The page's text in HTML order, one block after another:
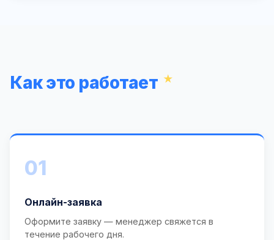
Как это работает
01
Онлайн-заявка
Оформите заявку — менеджер свяжется в
течение рабочего дня.